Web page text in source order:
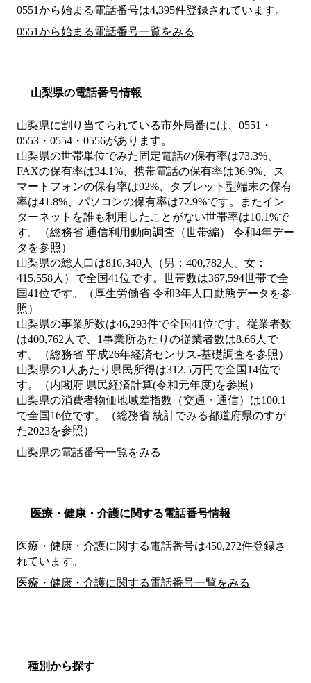
0551から始まる電話番号は4,395件登録されています。
0551から始まる電話番号一覧をみる
山梨県の電話番号情報
山梨県に割り当てられている市外局番には、0551・
0553・0554・0556があります。
山梨県の世帯単位でみた固定電話の保有率は73.3%、
FAXの保有率は34.1%、携帯電話の保有率は36.9%、ス
マートフォンの保有率は92%、タブレット型端末の保有
率は41.8%、パソコンの保有率は72.9%です。またイン
ターネットを誰も利用したことがない世帯率は10.1%で
す。（総務省 通信利用動向調査（世帯編） 令和4年デー
タを参照）
山梨県の総人口は816,340人（男：400,782人、女：
415,558人）で全国41位です。世帯数は367,594世帯で全
国41位です。（厚生労働省 令和3年人口動態データを参
照）
山梨県の事業所数は46,293件で全国41位です。従業者数
は400,762人で、1事業所あたりの従業者数は8.66人で
す。（総務省 平成26年経済センサス‐基礎調査を参照）
山梨県の1人あたり県民所得は312.5万円で全国14位で
す。（内閣府 県民経済計算(令和元年度)を参照）
山梨県の消費者物価地域差指数（交通・通信）は100.1
で全国16位です。（総務省 統計でみる都道府県のすが
た2023を参照）
山梨県の電話番号一覧をみる
医療・健康・介護に関する電話番号情報
医療・健康・介護に関する電話番号は450,272件登録さ
れています。
医療・健康・介護に関する電話番号一覧をみる
種別から探す